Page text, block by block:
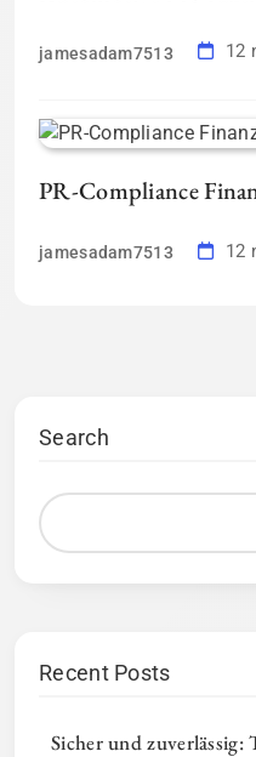
jamesadam7513 12
PR-Compliance
jamesadam7513 12
Search
Recent Posts
Sicher und zuverlässig: